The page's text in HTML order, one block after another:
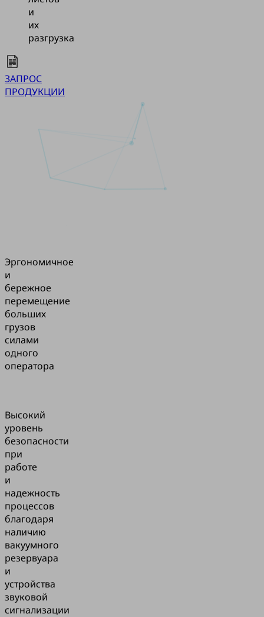
и
их
разгрузка
ЗАПРОС
ПРОДУКЦИИ
Эргономичное
и
бережное
перемещение
больших
грузов
силами
одного
оператора
Высокий
уровень
безопасности
при
работе
и
надежность
процессов
благодаря
наличию
вакуумного
резервуара
и
устройства
звуковой
сигнализации